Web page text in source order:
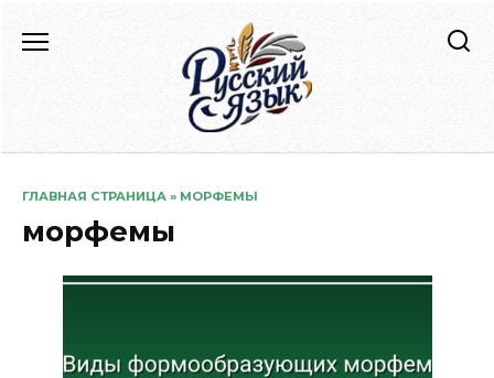
содержанию
ГЛАВНАЯ СТРАНИЦА » МОРФЕМЫ
морфемы